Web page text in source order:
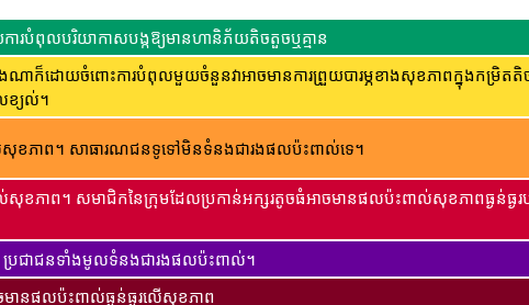
របំពុលបរិយាកាសបង្កឱ្យមានហានិភ័យតិចតួចឬគ្មាន
ដោយចំពោះការបំពុលមួយចំនួនវាអាចមានការព្រួយបារម្ភខាងសុខភាពក្នុងកម្រិតតិ
ខ្យល់។
ខភាព។ សាធារណជន​ទូទៅ​មិន​ទំនង​ជា​រង​ផល​ប៉ះពាល់​ទេ។
ខភាព។ សមាជិកនៃក្រុមដែលប្រកាន់អក្សរតូចធំអាចមានផលប៉ះពាល់សុខភាពធ្ងន់ធ្ងរប
ប្រជាជនទាំងមូលទំនងជារងផលប៉ះពាល់។
មានផលប៉ះពាល់ធ្ងន់ធ្ងរលើសុខភាព